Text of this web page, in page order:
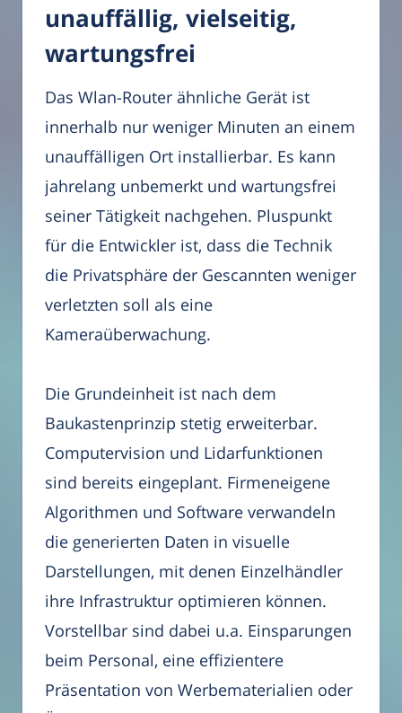
unauffällig, vielseitig,
wartungsfrei
Das Wlan-Router ähnliche Gerät ist
innerhalb nur weniger Minuten an einem
unauffälligen Ort installierbar. Es kann
jahrelang unbemerkt und wartungsfrei
seiner Tätigkeit nachgehen. Pluspunkt
für die Entwickler ist, dass die Technik
die Privatsphäre der Gescannten weniger
verletzten soll als eine
Kameraüberwachung.
Die Grundeinheit ist nach dem
Baukastenprinzip stetig erweiterbar.
Computervision und Lidarfunktionen
sind bereits eingeplant. Firmeneigene
Algorithmen und Software verwandeln
die generierten Daten in visuelle
Darstellungen, mit denen Einzelhändler
ihre Infrastruktur optimieren können.
Vorstellbar sind dabei u.a. Einsparungen
beim Personal, eine effizientere
Präsentation von Werbematerialien oder